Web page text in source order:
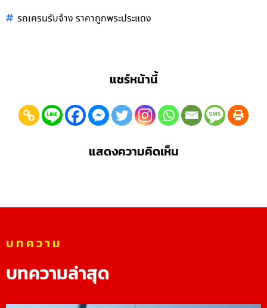
รถเครนรับจ้าง ราคาถูกพระประแดง
แชร์หน้านี้
แสดงความคิดเห็น
บทความ
บทความล่าสุด